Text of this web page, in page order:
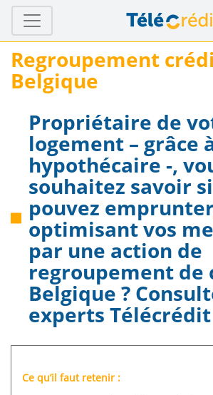
Regroupement
Belgique
Propriétaire de
logement – grâce
hypothécaire -,
souhaitez savoir
pouvez
optimisant vos
par une action de
regroupement de
Belgique ?
experts
Ce qu’il faut retenir :